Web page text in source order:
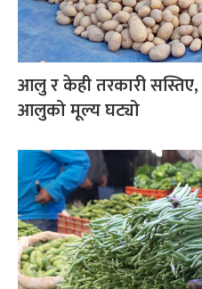
आलु र केही तरकारी
आलुको मूल्य घट्यो